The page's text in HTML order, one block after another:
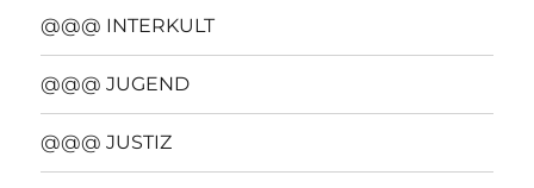
@@@ INTERKULT
@@@ JUGEND
@@@ JUSTIZ